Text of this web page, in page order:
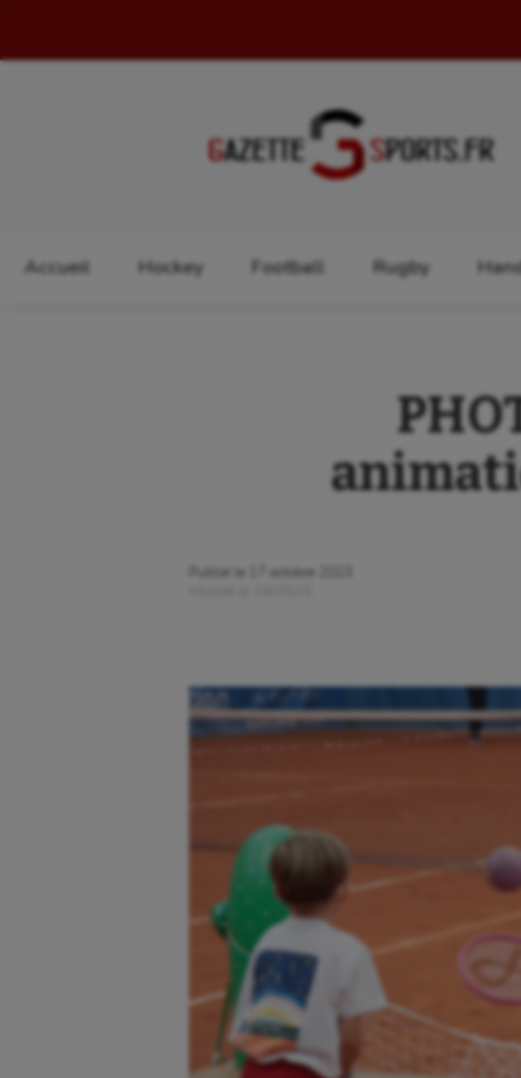
Accueil Hockey Football Rugby
Publié le
17 octobre 2023